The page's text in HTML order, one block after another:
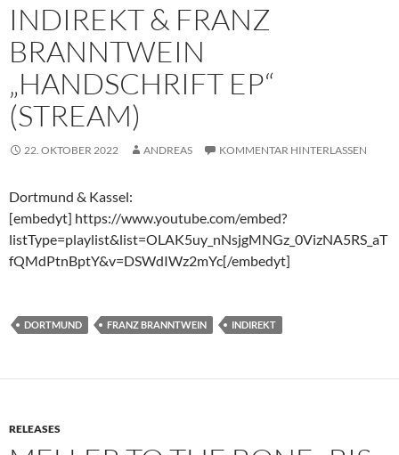
INDIREKT & FRANZ
BRANNTWEIN
„HANDSCHRIFT EP“
(STREAM)
22. OKTOBER 2022 ANDREAS KOMMENTAR HINTERLASSEN
Dortmund & Kassel:
[embedyt] https://www.youtube.com/embed?
listType=playlist&list=OLAK5uy_nNsjgMNGz_0VizNA5RS_aT
fQMdPtnBptY&v=DSWdIWz2mYc[/embedyt]
DORTMUND FRANZ BRANNTWEIN INDIREKT
RELEASES